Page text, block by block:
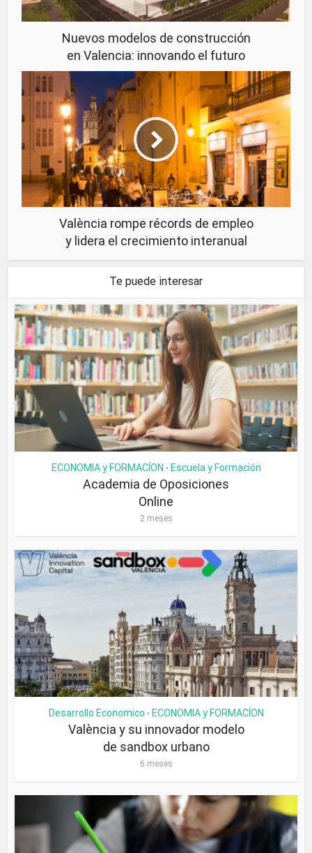
Nuevos modelos de construcción
en Valencia: innovando el futuro
València rompe récords de empleo
y lidera el crecimiento interanual
Te puede interesar
ECONOMIA y FORMACÍON • Escuela y Formación
Academia de Oposiciones
Online
2 meses
Desarrollo Economico • ECONOMIA y FORMACÍON
València y su innovador modelo
de sandbox urbano
6 meses